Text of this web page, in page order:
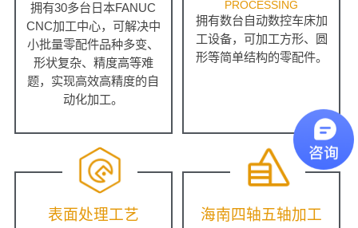
拥有30多台日本FANUC
CNC加工中心，可解决中
小批量零配件品种多变、
形状复杂、精度高等难
题，实现高效高精度的自
动化加工。
PROCESSING
拥有数台自动数控车床加
工设备，可加工方形、圆
形等简单结构的零配件。
表面处理工艺 海南四轴五轴加工